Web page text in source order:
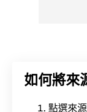
如何將來
點選來